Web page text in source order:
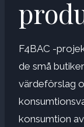
F4BAC -
de små
värdeförslag
konsumtion